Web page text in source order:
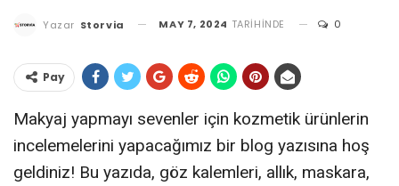
Yazar Storvia MAY 7, 2024 TARIHINDE 0
Pay
Makyaj yapmayı sevenler için kozmetik ürünlerin
incelemelerini yapacağımız bir blog yazısına hoş
geldiniz! Bu yazıda, göz kalemleri, allık, maskara,